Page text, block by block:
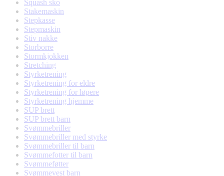
Squash sko
Stakemaskin
Stepkasse
Stepmaskin
Stiv nakke
Storborre
Stormkjokken
Stretching
Styrketrening
Styrketrening for eldre
Styrketrening for løpere
Styrketrening hjemme
SUP brett
SUP brett barn
Svømmebriller
Svømmebriller med styrke
Svømmebriller til barn
Svømmefotter til barn
Svømmeføtter
Svømmevest barn